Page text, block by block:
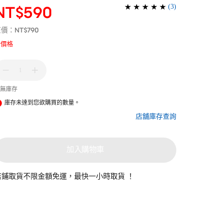
(3)
： NT$790
格
庫存
庫存未達到您欲購買的數量。
店舖庫存查詢
鋪取貨不限金額免運，最快一小時取貨 ！